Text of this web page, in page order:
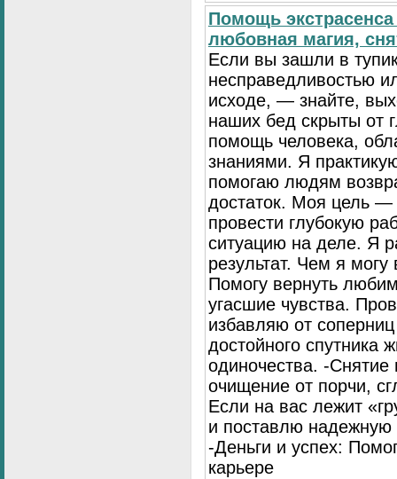
Помощь
любовная магия,
Если вы зашли в
несправедливостью
исходе, — знайте,
наших бед скрыты от
помощь человека,
знаниями. Я
помогаю людям
достаток. Моя цель —
провести глубокую
ситуацию на деле. Я
результат. Чем я
Помогу вернуть
угасшие чувства.
избавляю от
достойного спутника
одиночества. -
очищение от порчи,
Если на вас лежит
и поставлю надежную
-Деньги и успех:
карьере